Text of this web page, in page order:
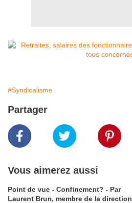
#Syndicalisme
Partager
Vous aimerez aussi
Point de vue - Confinement? - Par
Laurent Brun, membre de la direction